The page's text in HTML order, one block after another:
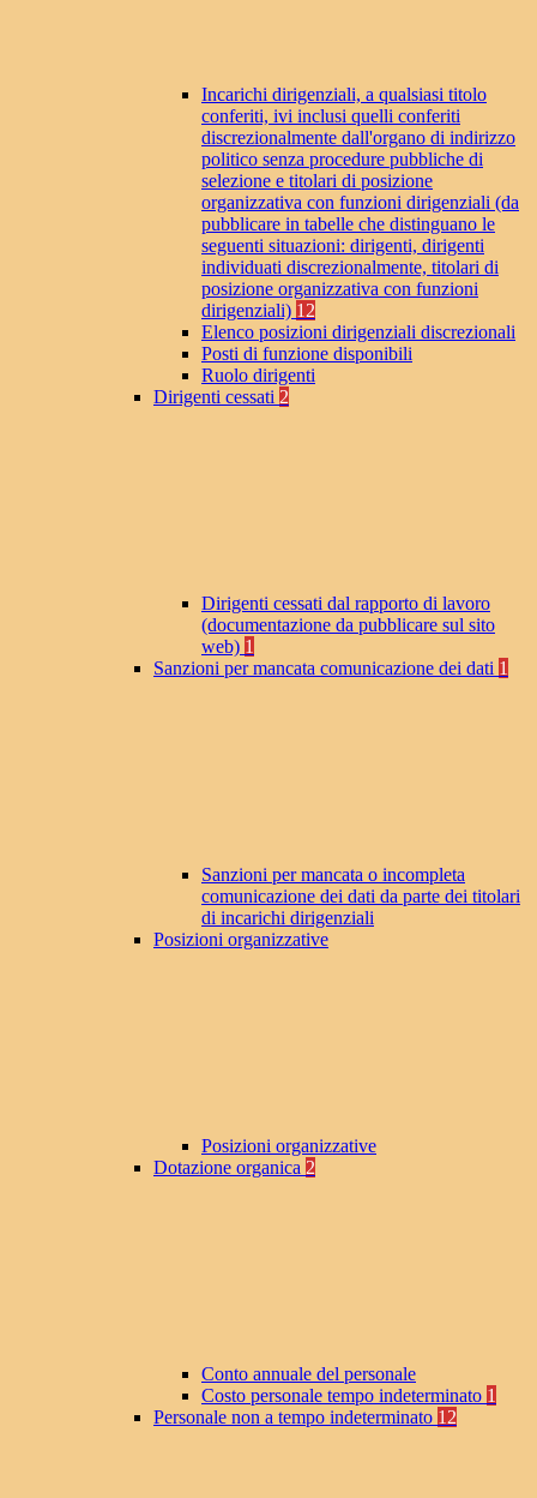
Incarichi dirigenziali, a qualsiasi titolo
conferiti, ivi inclusi quelli conferiti
discrezionalmente dall'organo di indirizzo
politico senza procedure pubbliche di
selezione e titolari di posizione
organizzativa con funzioni dirigenziali (da
pubblicare in tabelle che distinguano le
seguenti situazioni: dirigenti, dirigenti
individuati discrezionalmente, titolari di
posizione organizzativa con funzioni
dirigenziali) 12
Elenco posizioni dirigenziali discrezionali
Posti di funzione disponibili
Ruolo dirigenti
Dirigenti cessati 2
Dirigenti cessati dal rapporto di lavoro
(documentazione da pubblicare sul sito
web) 1
Sanzioni per mancata comunicazione dei dati 1
Sanzioni per mancata o incompleta
comunicazione dei dati da parte dei titolari
di incarichi dirigenziali
Posizioni organizzative
Posizioni organizzative
Dotazione organica 2
Conto annuale del personale
Costo personale tempo indeterminato 1
Personale non a tempo indeterminato 12